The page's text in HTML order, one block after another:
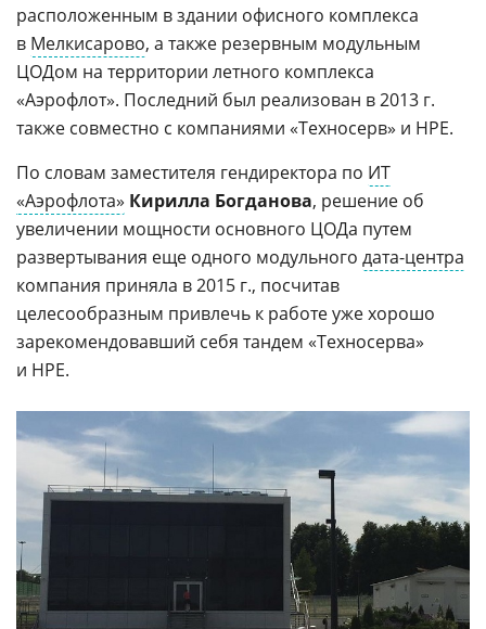
расположенным в здании офисного комплекса
в Мелкисарово, а также резервным модульным
ЦОДом на территории летного комплекса
«Аэрофлот». Последний был реализован в 2013 г.
также совместно с компаниями «Техносерв» и HPE.
По словам заместителя гендиректора по ИТ
«Аэрофлота» Кирилла Богданова, решение об
увеличении мощности основного ЦОДа путем
развертывания еще одного модульного дата-центра
компания приняла в 2015 г., посчитав
целесообразным привлечь к работе уже хорошо
зарекомендовавший себя тандем «Техносерва»
и HPE.